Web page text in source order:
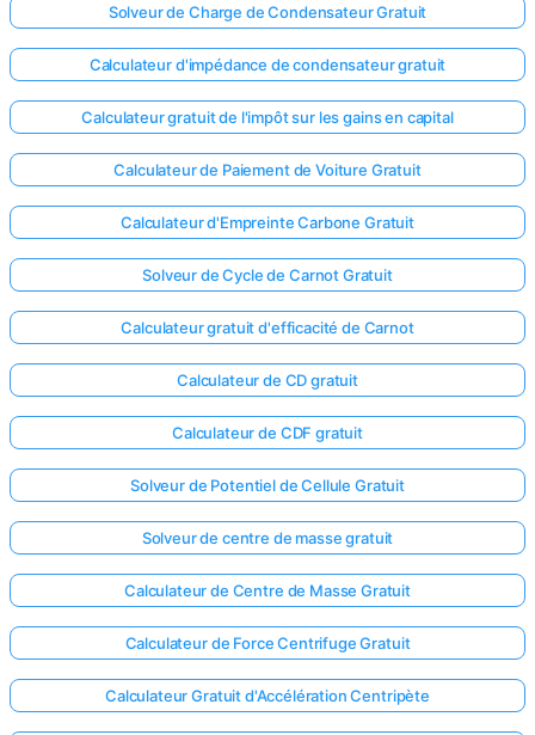
Solveur de Charge de Condensateur Gratuit
Calculateur d'impédance de condensateur gratuit
Calculateur gratuit de l'impôt sur les gains en capital
Calculateur de Paiement de Voiture Gratuit
Calculateur d'Empreinte Carbone Gratuit
Solveur de Cycle de Carnot Gratuit
Calculateur gratuit d'efficacité de Carnot
Calculateur de CD gratuit
Calculateur de CDF gratuit
Solveur de Potentiel de Cellule Gratuit
Solveur de centre de masse gratuit
Calculateur de Centre de Masse Gratuit
Calculateur de Force Centrifuge Gratuit
Calculateur Gratuit d'Accélération Centripète